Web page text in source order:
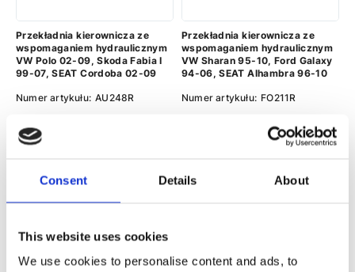
Consent Details About
This website uses cookies
We use cookies to personalise content and ads, to
Przekładnia kierownicza ze
wspomaganiem hydraulicznym
VW Polo 02-09, Skoda Fabia I
99-07, SEAT Cordoba 02-09
Numer artykułu: AU248R
Na stanie
794 PLN
Przekładnia kierownicza ze
wspomaganiem hydraulicznym
VW Sharan 95-10, Ford Galaxy
94-06, SEAT Alhambra 96-10
Numer artykułu: FO211R